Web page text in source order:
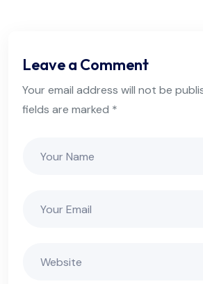
Leave a Comment
Your email address will not be
fields are marked *